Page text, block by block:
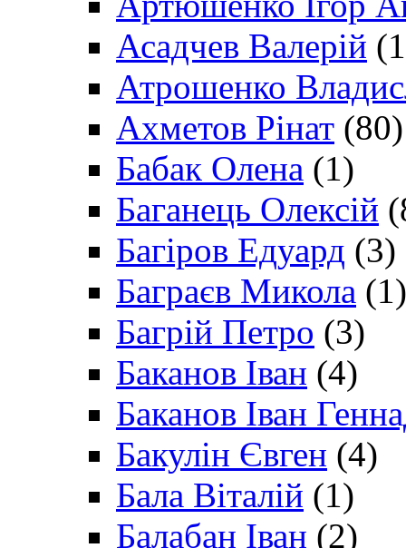
Асадчев Валерій
Атрошенко
Ахметов Рінат (80)
Бабак Олена (1)
Баганець Олексій
Багіров Едуард (3)
Баграєв Микола (1)
Багрій Петро (3)
Баканов Іван (4)
Баканов Іван
Бакулін Євген (4)
Бала Віталій (1)
Балабан Іван (2)